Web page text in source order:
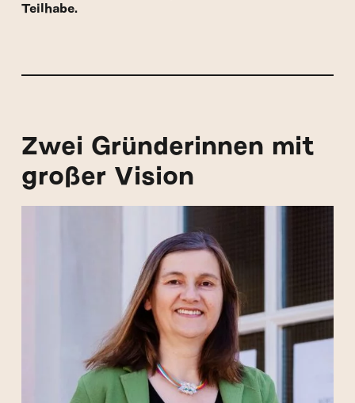
Teilhabe.
Zwei Gründerinnen mit
großer Vision